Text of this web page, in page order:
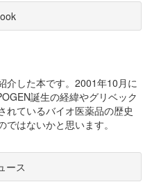
介した本です。2001年10月に
誕生の経緯やグリベック
れているバイオ医薬品の歴史
はないかと思います。
ース